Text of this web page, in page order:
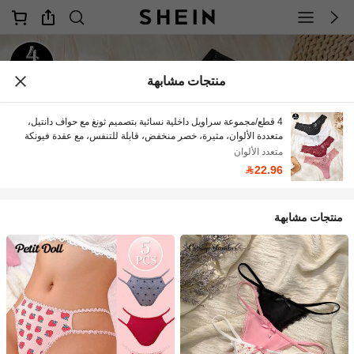
منتجات مشابهة
4 قطع/مجموعة سراويل داخلية نسائية بتصميم ثونغ مع حواف دانتيل،
متعددة الألوان، مثيرة، خصر منخفض، قابلة للتنفس، مع عقدة فيونكة
وأشرطة متقاطعة
متعدد الألوان
22.96
منتجات مشابهة